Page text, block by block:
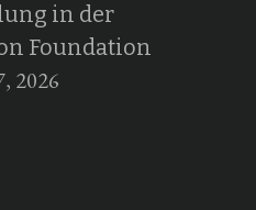
in der
Foundation
2026